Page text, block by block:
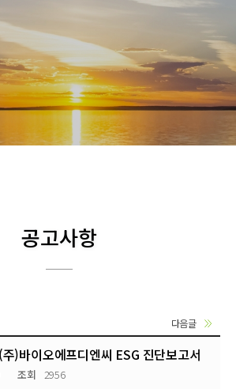
공고사항
다음글
)바이오에프디엔씨 ESG 진단보고서
조회 2956